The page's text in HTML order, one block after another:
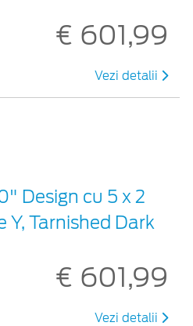
€ 601,99
Vezi detalii
Design cu 5 x 2
Y, Tarnished Dark
€ 601,99
Vezi detalii